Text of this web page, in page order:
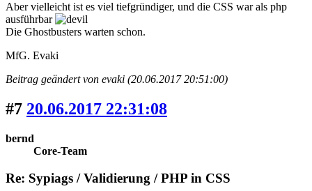
Aber vielleicht ist es viel tiefgründiger, und die CSS war als php
ausführbar
Die Ghostbusters warten schon.
MfG. Evaki
Beitrag geändert von evaki (20.06.2017 20:51:00)
#7 20.06.2017 22:31:08
bernd
Core-Team
Re: Sypiags / Validierung / PHP in CSS